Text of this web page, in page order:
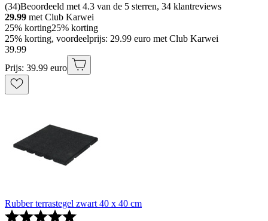
(34)Beoordeeld met 4.3 van de 5 sterren, 34 klantreviews
29.99 met Club Karwei
25% korting25% korting
25% korting, voordeelprijs: 29.99 euro met Club Karwei
39.99
Prijs: 39.99 euro
Rubber terrastegel zwart 40 x 40 cm